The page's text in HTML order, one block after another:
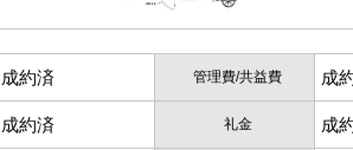
成約済 管理費/共益費 成
成約済 礼金 成